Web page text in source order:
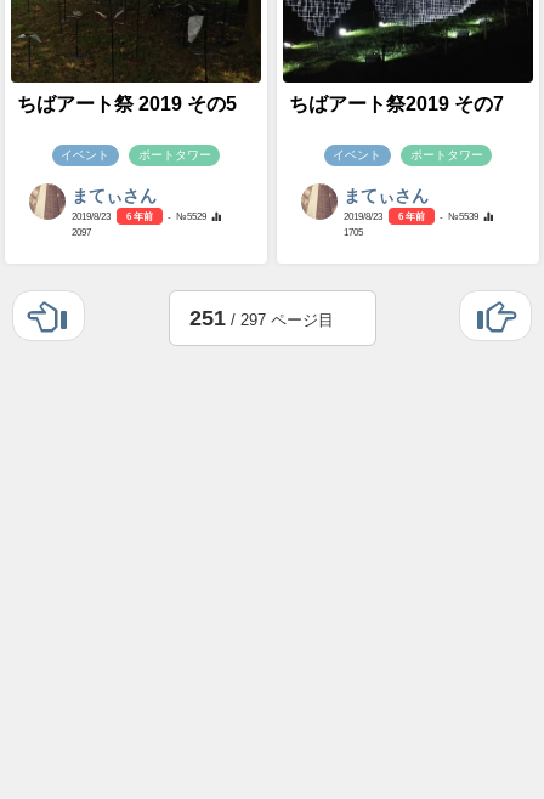
ちばアート祭 2019 その5
イベント ポートタワー
まてぃさん
2019/8/23 6 年前
- №5529
2097
ちばアート祭2019 その7
イベント ポートタワー
まてぃさん
2019/8/23 6 年前
- №5539
1705
251/ 297 ページ目